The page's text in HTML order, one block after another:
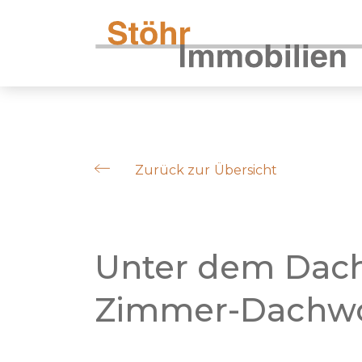
Zurück zur Übersicht
Unter dem
Zimmer-